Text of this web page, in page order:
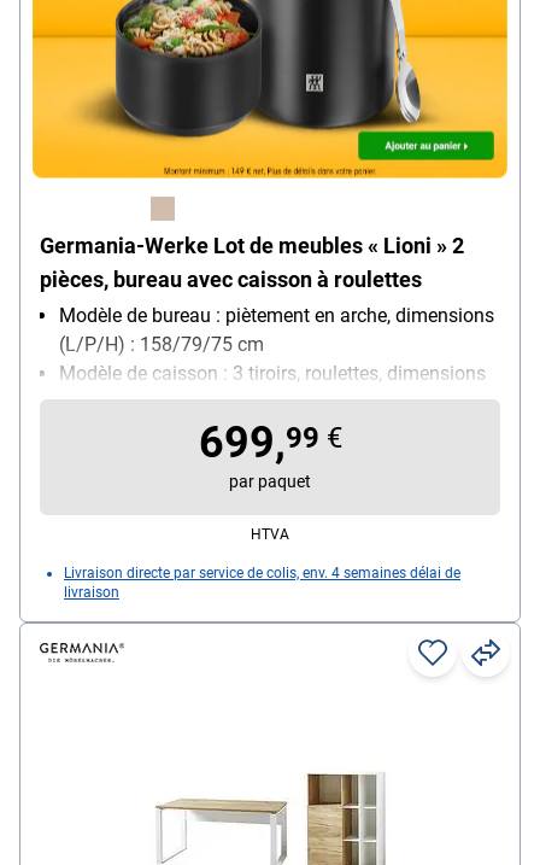
Germania-Werke Lot de meubles « Lioni » 2
pièces, bureau avec caisson à roulettes
Modèle de bureau : piètement en arche, dimensions
(L/P/H) : 158/79/75 cm
Modèle de caisson : 3 tiroirs, roulettes, dimensions
(L/P/H) : 40/49/57 cm
699,99 €
par paquet
HTVA
Livraison directe par service de colis, env. 4 semaines délai de
livraison